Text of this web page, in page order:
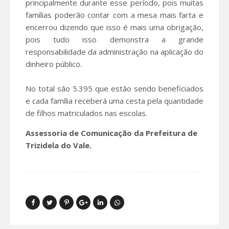
principalmente durante esse período, pois muitas
famílias poderão contar com a mesa mais farta e
encerrou dizendo que isso é mais uma obrigação,
pois tudo isso demonstra a grande
responsabilidade da administração na aplicação do
dinheiro público.
No total são 5.395 que estão sendo beneficiados
e cada família receberá uma cesta pela quantidade
de filhos matriculados nas escolas.
Assessoria de Comunicação da Prefeitura de
Trizidela do Vale.